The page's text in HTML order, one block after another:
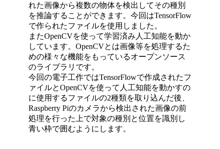
れた画像から複数の物体を検出してその種別
を推論することができます。今回はTensorFlow
で作られたファイルを使用しました。
またOpenCVを使って学習済み人工知能を動か
しています。OpenCVとは画像等を処理するた
めの様々な機能をもっているオープンソース
のライブラリです。
今回の電子工作ではTensorFlowで作成されたフ
ァイルとOpenCVを使って人工知能を動かすの
に使用するファイルの2種類を取り込んだ後、
Raspberry Piのカメラから検出された画像の前
処理を行った上で対象の種別と位置を識別し
青い枠で囲むようにします。